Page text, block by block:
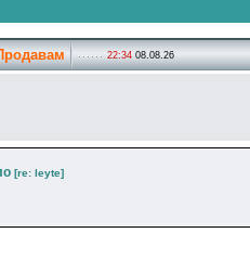
22:34 08.08.26
[re: leyte]